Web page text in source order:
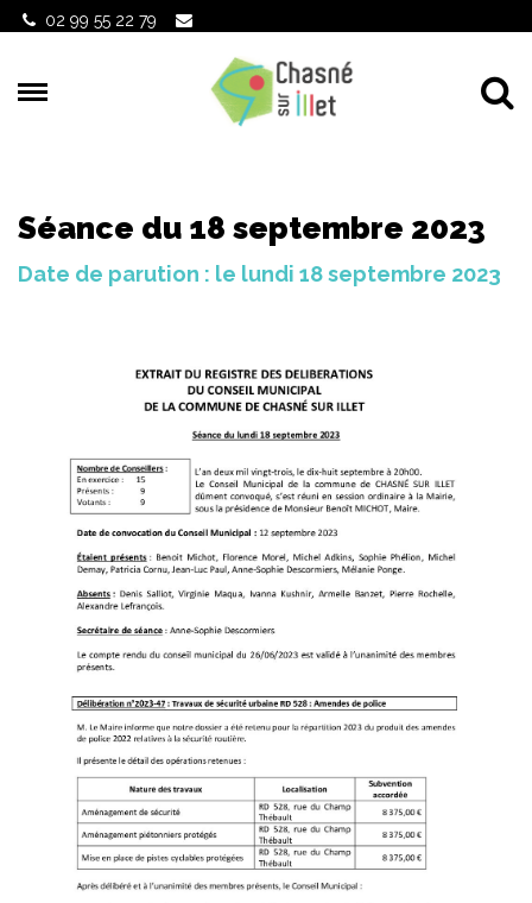
Gestion des traceurs
02 99 55 22 79
Séance du 18 septembre 2023
Date de parution : le lundi 18 septembre 2023